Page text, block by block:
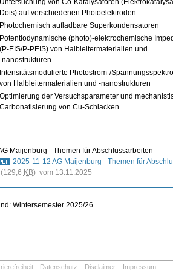
Untersuchung von Co-Katalysatoren
Dots) auf verschiedenen Photoelektroden
Photochemisch aufladbare Superkondensatoren
Potentiodynamische (photo)-elektrochemische
(P-EIS/P-PEIS) von Halbleitermaterialien und
-nanostrukturen
Intensitätsmodulierte Photostrom-/
von Halbleitermaterialien und -nanostrukturen
Optimierung der Versuchsparameter und
Carbonatisierung von Cu‐Schlacken
Maijenburg - Themen für Abschlussarbeiten
2025-11-12 AG Maijenburg - Themen für
(129,6 KB) vom 13.11.2025
Wintersemester 2025/26
Datenschutz Disclaimer Impressum